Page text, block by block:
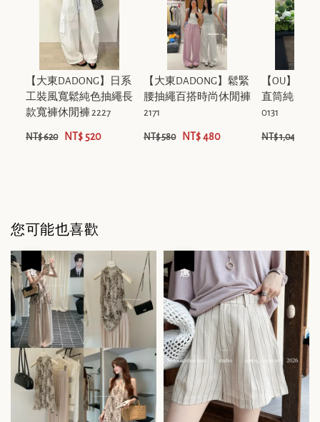
【大東DADONG】日系
工裝風寬鬆純色抽繩長
款寬褲休閒褲 2227
NT$ 620 NT$ 520
【大東DADONG】鬆緊
腰抽繩百搭時尚休閒褲
2171
NT$ 580 NT$ 480
【OU】簡
直筒純色洋
0131
NT$ 1,040
您可能也喜歡